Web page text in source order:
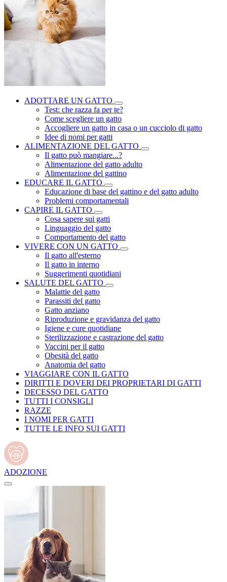
ADOTTARE UN GATTO
Test: che razza fa per te?
Come scegliere un gatto
Accogliere un gatto in casa o un cucciolo di gatto
Idee di nomi per gatti
ALIMENTAZIONE DEL GATTO
Il gatto può mangiare...?
Alimentazione del gatto adulto
Alimentazione del gattino
EDUCARE IL GATTO
Educazione di base del gattino e del gatto adulto
Problemi comportamentali
CAPIRE IL GATTO
Cosa sapere sui gatti
Linguaggio del gatto
Comportamento del gatto
VIVERE CON UN GATTO
Il gatto all'esterno
Il gatto in interno
Suggerimenti quotidiani
SALUTE DEL GATTO
Malattie del gatto
Parassiti del gatto
Gatto anziano
Riproduzione e gravidanza del gatto
Igiene e cure quotidiane
Sterilizzazione e castrazione del gatto
Vaccini per il gatto
Obesità del gatto
Anatomia del gatto
VIAGGIARE CON IL GATTO
DIRITTI E DOVERI DEI PROPRIETARI DI GATTI
DECESSO DEL GATTO
TUTTI I CONSIGLI
RAZZE
I NOMI PER GATTI
TUTTE LE INFO SUI GATTI
ADOZIONE